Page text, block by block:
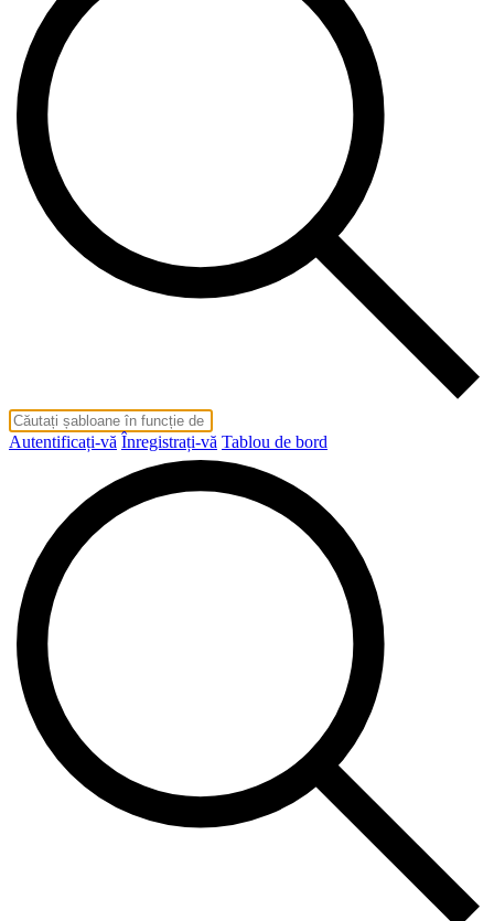
Autentificați-vă Înregistrați-vă Tablou de bord